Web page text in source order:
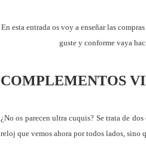
En esta entrada os voy a enseñar las
guste y conforme vaya
COMPLEMENTOS
¿No os parecen ultra cuquis? Se trata de
reloj que vemos ahora por todos lados, sino